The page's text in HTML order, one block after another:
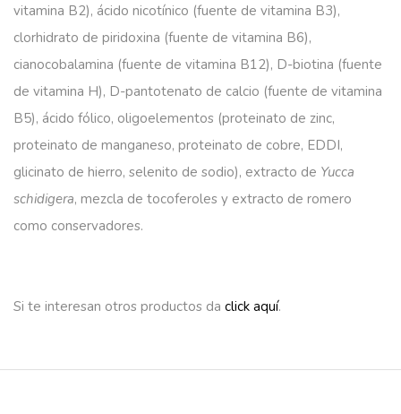
vitamina B2), ácido nicotínico (fuente de vitamina B3),
clorhidrato de piridoxina (fuente de vitamina B6),
cianocobalamina (fuente de vitamina B12), D-biotina (fuente
de vitamina H), D-pantotenato de calcio (fuente de vitamina
B5), ácido fólico, oligoelementos (proteinato de zinc,
proteinato de manganeso, proteinato de cobre, EDDI,
glicinato de hierro, selenito de sodio), extracto de Yucca
schidigera, mezcla de tocoferoles y extracto de romero
como conservadores.
Si te interesan otros productos da click aquí.